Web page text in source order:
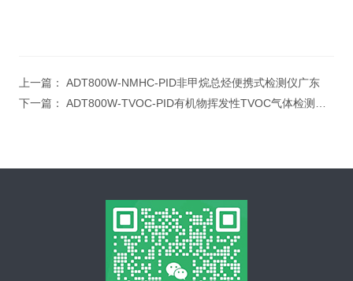
上一篇： ADT800W-NMHC-PID非甲烷总烃便携式检测仪广东
下一篇： ADT800W-TVOC-PID有机物挥发性TVOC气体检测仪深圳